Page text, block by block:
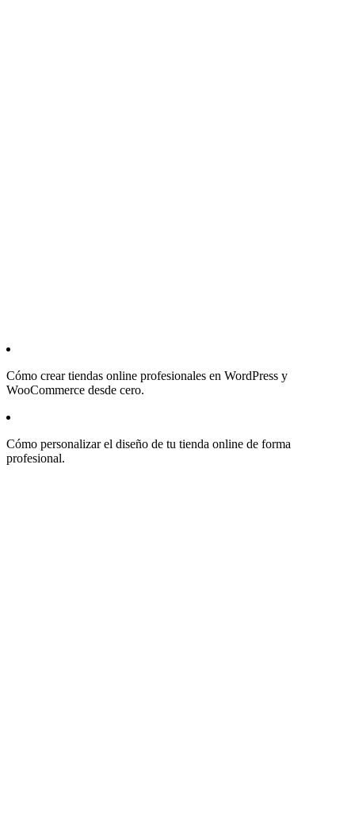
Cómo crear tiendas online profesionales en WordPress y
WooCommerce desde cero.
Cómo personalizar el diseño de tu tienda online de forma
profesional.